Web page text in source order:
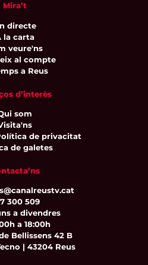
Mira’t
directe
la carta
veure'ns
al compte
a Reus
d’interès
som
de privacitat
de galetes
300 509
a divendres
a 18:00h
Bellissens 42 B
| 43204 Reus